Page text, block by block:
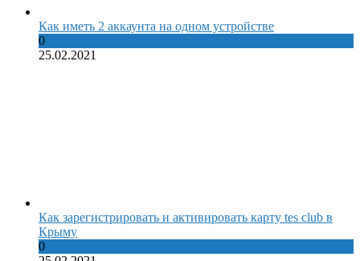
Как иметь 2 аккаунта на одном устройстве
0
25.02.2021
Как зарегистрировать и активировать карту tes club в
Крыму
0